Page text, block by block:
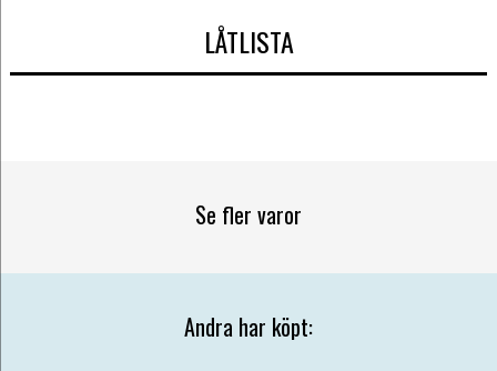
LÅTLISTA
Se fler varor
Andra har köpt: